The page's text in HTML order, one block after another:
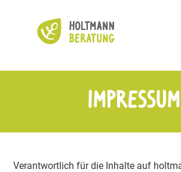
Impressum
Verant­wortlich für die Inhalte auf